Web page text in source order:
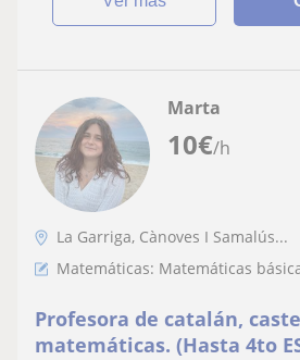
10€/h
Marta
La Garriga, Cànoves I Samalús...
Matemáticas: Matemáticas
Profesora de catalán,
matemáticas. (Hasta 4to